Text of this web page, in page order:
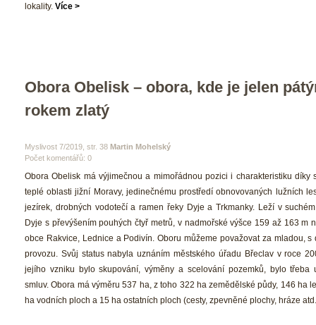
lokality. Více >
Obora Obelisk – obora, kde je jelen
rokem zlatý
Myslivost 7/2019, str. 38 Martin Mohelský
Počet komentářů: 0
Obora Obelisk má výjimečnou a mimořádnou pozici i charakteristiku díky
teplé oblasti jižní Moravy, jedinečnému prostředí obnovovaných lužních
jezírek, drobných vodotečí a ramen řeky Dyje a Trkmanky. Leží v
Dyje s převýšením pouhých čtyř metrů, v nadmořské výšce 159 až 163 m
obce Rakvice, Lednice a Podivín. Oboru můžeme považovat za mladou, s
provozu. Svůj status nabyla uznáním městského úřadu Břeclav v roce
jejího vzniku bylo skupování, výměny a scelování pozemků, bylo třeba
mluv. Obora má výměru 537 ha, z toho 322 ha zemědělské půdy, 146 ha
ha vodních ploch a 15 ha ostatních ploch (cesty, zpevněné plochy, hráze